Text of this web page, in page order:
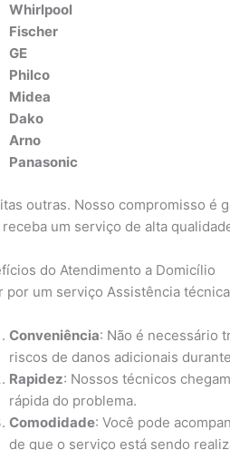
Whirlpool
Fischer
GE
Philco
Midea
Dako
Arno
Panasonic
outras. Nosso compromisso é
um serviço de alta
do Atendimento a Domicílio
por um serviço Assistência
Conveniência: Não é necessário
riscos de danos adicionais
Rapidez: Nossos técnicos
rápida do problema.
Comodidade: Você pode
de que o serviço está sendo